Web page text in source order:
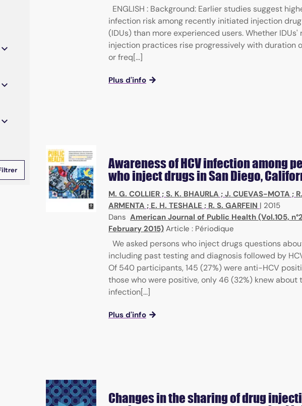
reduction
ENGLISH : Background: Earlier studies suggest
infection risk among recently initiated injection
(IDUs) than more experienced users. Whether IDUs'
injection practices rise progressively with duration
or freq[...]
Plus d'info
Awareness of HCV infection among
who inject drugs in San Diego,
M. G. COLLIER ; S. K. BHAURLA ; J. CUEVAS-MOTA ;
ARMENTA ; E. H. TESHALE ; R. S. GARFEIN | 2015
Dans American Journal of Public Health (Vol.105,
February 2015) Article : Périodique
We asked persons who inject drugs questions
including past testing and diagnosis followed by
Of 540 participants, 145 (27%) were anti-HCV
those who were positive, only 46 (32%) knew about
infection[...]
Plus d'info
Changes in the sharing of drug